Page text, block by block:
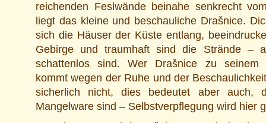
reichenden Feslwände beinahe senkrecht
liegt das kleine und beschauliche Drašnice.
sich die Häuser der Küste entlang,
Gebirge und traumhaft sind die Strände –
schattenlos sind. Wer Drašnice zu seinem
kommt wegen der Ruhe und der
sicherlich nicht, dies bedeutet aber auch,
Mangelware sind – Selbstverpflegung wird hier